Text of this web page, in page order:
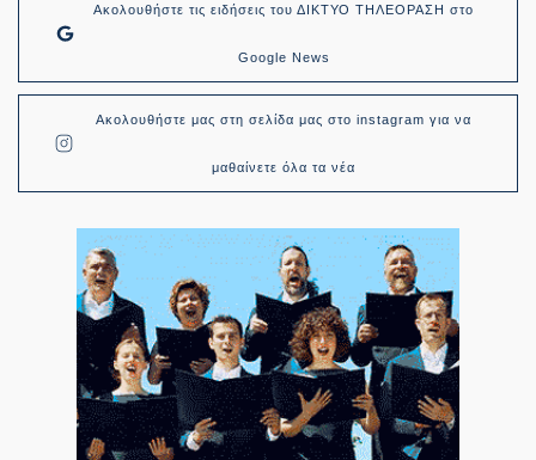
Ακολουθήστε τις ειδήσεις του ΔΙΚΤΥΟ ΤΗΛΕΟΡΑΣΗ στο
Google News
Ακολουθήστε μας στη σελίδα μας στο instagram για να
μαθαίνετε όλα τα νέα